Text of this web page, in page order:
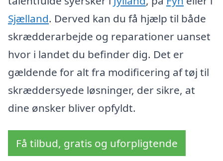
Sjælland. Derved kan du få hjælp til både
skrædderarbejde og reparationer uanset
hvor i landet du befinder dig. Det er
gældende for alt fra modificering af tøj til
skræddersyede løsninger, der sikre, at
dine ønsker bliver opfyldt.
Få tilbud, gratis og uforpligtende